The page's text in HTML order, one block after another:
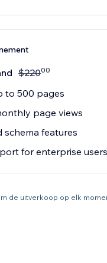
$22000
to 500 pages
page views
schema features
for enterprise users
de uitverkoop op elk